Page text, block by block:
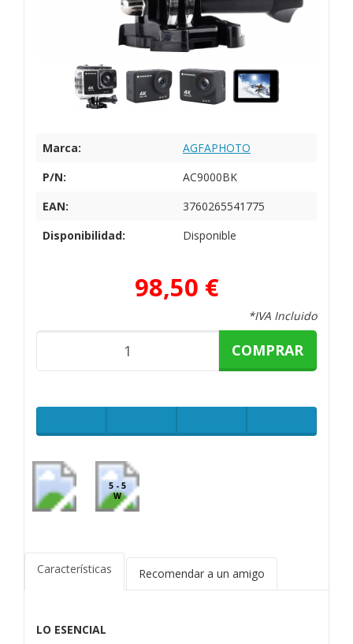
Marca:
AGFAPHOTO
P/N:
AC9000BK
EAN:
3760265541775
Disponibilidad:
Disponible
98,50 €
*IVA Incluido
COMPRAR
5 - 5
W
Características Recomendar a un amigo
LO ESENCIAL